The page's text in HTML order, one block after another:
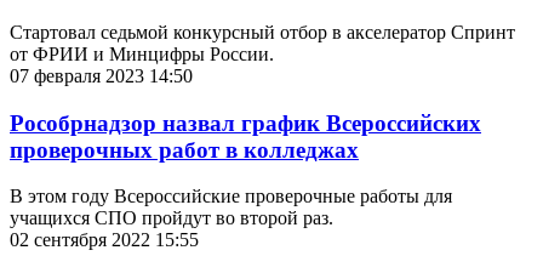
Стартовал седьмой конкурсный отбор в акселератор Спринт
от ФРИИ и Минцифры России.
07 февраля 2023 14:50
Рособрнадзор назвал график Всероссийских
проверочных работ в колледжах
В этом году Всероссийские проверочные работы для
учащихся СПО пройдут во второй раз.
02 сентября 2022 15:55